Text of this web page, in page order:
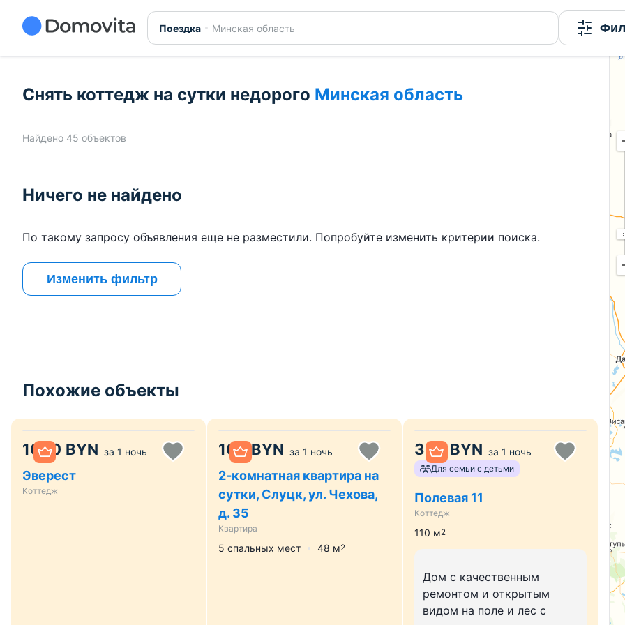
Поездка Минская область
Снять коттедж на сутки недорого Минская область
Найдено 45 объектов
Ничего не найдено
По такому запросу объявления еще не разместили. Попробуйте изменить критерии поиска.
Изменить фильтр
Похожие объекты
1000 BYN за 1 ночь
Эверест
Коттедж
100 BYN за 1 ночь
2-комнатная квартира на
сутки, Слуцк, ул. Чехова,
д. 35
Квартира
5 спальных мест 48 м2
330 BYN за 1 ночь
Для семьи с детьми
Полевая 11
Коттедж
110 м2
Дом с качественным
ремонтом и открытым
видом на поле и лес с